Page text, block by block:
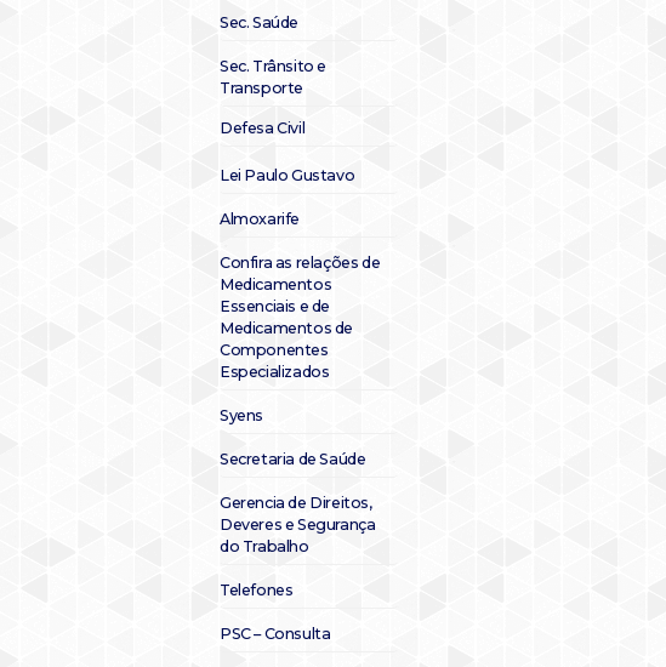
Sec. Saúde
Sec. Trânsito e
Transporte
Defesa Civil
Lei Paulo Gustavo
Almoxarife
Confira as relações de
Medicamentos
Essenciais e de
Medicamentos de
Componentes
Especializados
Syens
Secretaria de Saúde
Gerencia de Direitos,
Deveres e Segurança
do Trabalho
Telefones
PSC – Consulta